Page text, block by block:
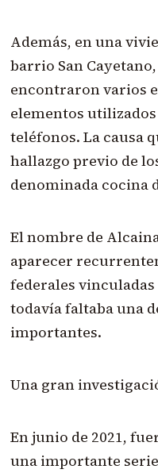
Además, en una
barrio San
encontraron varios
elementos
teléfonos. La causa
hallazgo previo de
denominada cocina
El nombre de
aparecer
federales
todavía faltaba una
importantes.
Una gran
En junio de 2021,
una importante